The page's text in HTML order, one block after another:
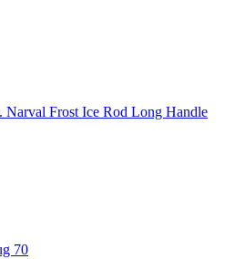
Frost Ice Rod Long Handle
70